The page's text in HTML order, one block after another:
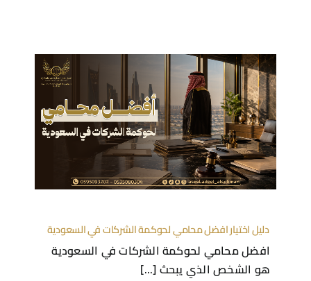
دليل اختيار افضل محامي لحوكمة الشركات في السعودية
افضل محامي لحوكمة الشركات في السعودية
هو الشخص الذي يبحث [...]